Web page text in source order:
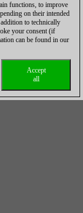
functions, to improve
on their intended
to technically
your consent (if
can be found in our
Accept
all